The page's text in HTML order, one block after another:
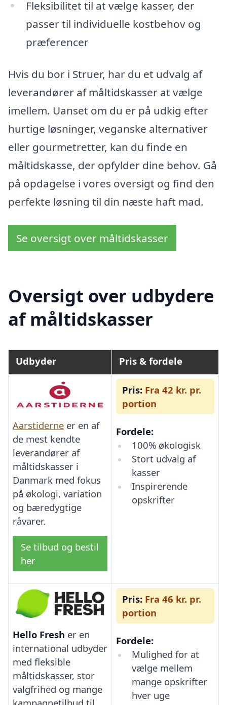
Fleksibilitet til at vælge kasser, der
passer til individuelle kostbehov og
præferencer
Hvis du bor i Struer, har du et udvalg af
leverandører af måltidskasser at vælge
imellem. Uanset om du er på udkig efter
hurtige løsninger, veganske alternativer
eller gourmetretter, kan du finde en
måltidskasse, der opfylder dine behov. Gå
på opdagelse i vores oversigt og find den
perfekte løsning til din næste haft mad.
Se oversigt over måltidskasser
Oversigt over udbydere
af måltidskasser
Udbyder Pris & fordele
Aarstiderne er en af
de mest kendte
leverandører af
måltidskasser i
Danmark med fokus
på økologi, variation
og bæredygtige
råvarer.
Se tilbud og bestil
her
Pris: Fra 42 kr. pr.
portion
Fordele:
100% økologisk
Stort udvalg af
kasser
Inspirerende
opskrifter
Hello Fresh er en
international udbyder
med fleksible
måltidskasser, stor
valgfrihed og mange
Pris: Fra 46 kr. pr.
portion
Fordele:
Mulighed for at
vælge mellem
mange opskrifter
hver uge